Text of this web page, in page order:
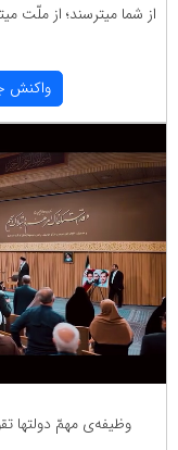
از شما میترسند؛ از ملّت
واكنش
وظیفه‌ی مهمّ